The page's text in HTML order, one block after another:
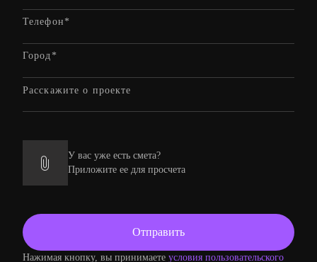
У вас уже есть смета?
Приложите ее для просчета
Нажимая кнопку, вы принимаете условия пользовательского